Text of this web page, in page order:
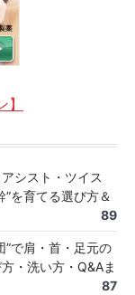
シスト・ツイス
を育てる選び方＆
89
”で肩・首・足元の
・洗い方・Q&Aま
87